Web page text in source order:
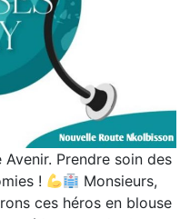
Prendre soin des
!
Monsieurs,
ces héros en blouse